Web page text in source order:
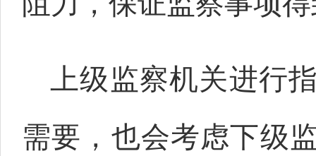
上级监察机关进行
需要，也会考虑下级